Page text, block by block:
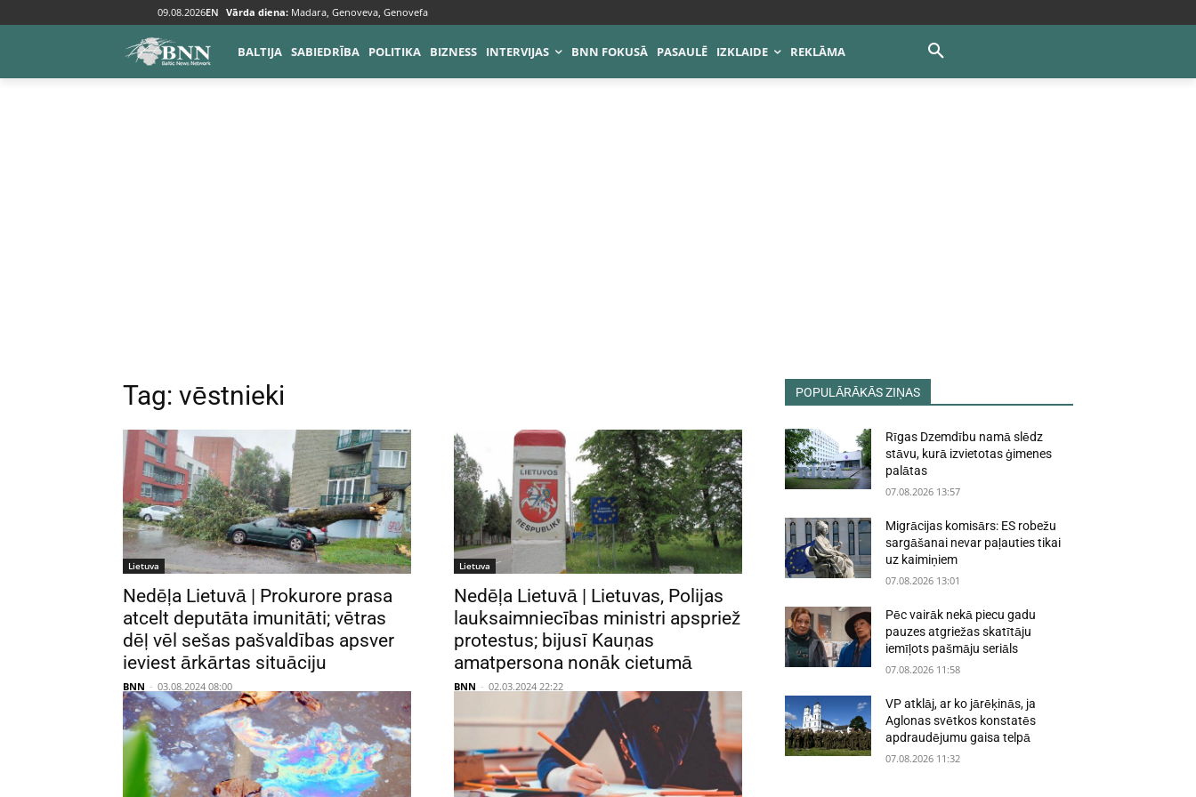
09.08.2026EN Vārda diena: Madara, Genoveva, Genovefa
BALTIJA SABIEDRĪBA POLITIKA BIZNESS INTERVIJAS BNN FOKUSĀ PASAULĒ IZKLAIDE REKLĀMA
Tags Vēstnieki
Tag: vēstnieki
Lietuva
Nedēļa Lietuvā | Prokurore prasa
atcelt deputāta imunitāti; vētras
dēļ vēl sešas pašvaldības apsver
ieviest ārkārtas situāciju
BNN - 03.08.2024 08:00
Lietuva
Nedēļa Lietuvā | Lietuvas, Polijas
lauksaimniecības ministri apspriež
protestus; bijusī Kauņas
amatpersona nonāk cietumā
BNN - 02.03.2024 22:22
POPULĀRĀKĀS ZIŅAS
Rīgas Dzemdību namā slēdz
stāvu, kurā izvietotas ģimenes
palātas
07.08.2026 13:57
Migrācijas komisārs: ES robežu
sargāšanai nevar paļauties tikai
uz kaimiņiem
07.08.2026 13:01
Pēc vairāk nekā piecu gadu
pauzes atgriežas skatītāju
iemīļots pašmāju seriāls
07.08.2026 11:58
VP atklāj, ar ko jārēķinās, ja
Aglonas svētkos konstatēs
apdraudējumu gaisa telpā
07.08.2026 11:32